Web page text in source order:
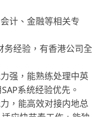
计、金融等相关专
务经验，有香港公司全
强，能熟练处理中英
系统经验优先。
，能高效对接内地总
应快节奏工作，能独